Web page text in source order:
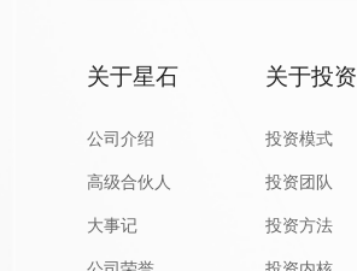
关于星石
公司介绍
高级合伙人
大事记
关于投资
投资模式
投资团队
投资方法